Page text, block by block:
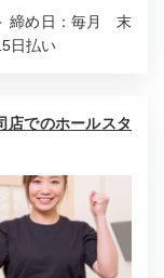
締め日：毎月 末
日払い
店でのホールスタ